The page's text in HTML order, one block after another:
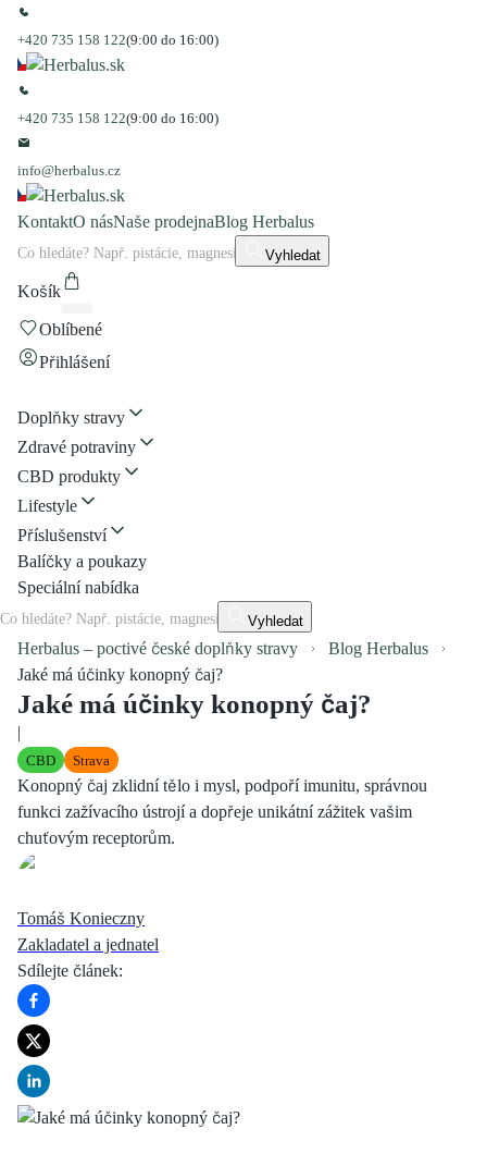
+420 735 158 122(9:00 do 16:00)
+420 735 158 122(9:00 do 16:00)
info@herbalus.cz
KontaktO násNaše prodejnaBlog Herbalus
Vyhledat
Košík
Oblíbené
Přihlášení
Doplňky stravy
Zdravé potraviny
CBD produkty
Lifestyle
Příslušenství
Balíčky a poukazy
Speciální nabídka
Vyhledat
Herbalus – poctivé české doplňky stravy
Blog Herbalus
Jaké má účinky konopný čaj?
Jaké má účinky konopný čaj?
|
CBD Strava
Konopný čaj zklidní tělo i mysl, podpoří imunitu, správnou
funkci zažívacího ústrojí a dopřeje unikátní zážitek vašim
chuťovým receptorům.
Tomáš Konieczny
Zakladatel a jednatel
Sdílejte článek: